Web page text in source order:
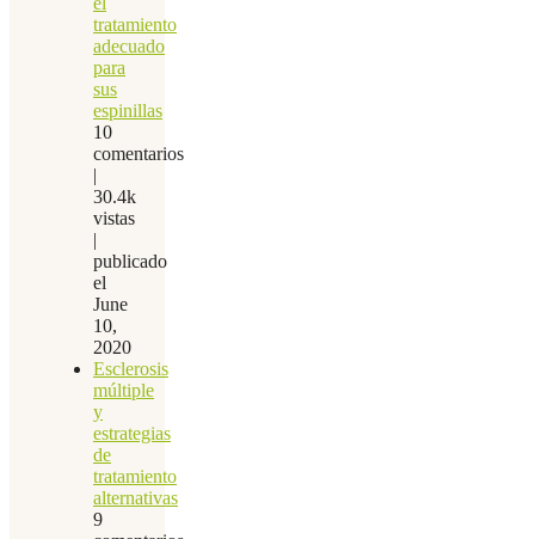
tratamiento
adecuado
para
sus
espinillas
10
comentarios
|
30.4k
vistas
|
publicado
el
June
10,
2020
Esclerosis
múltiple
y
estrategias
de
tratamiento
alternativas
9